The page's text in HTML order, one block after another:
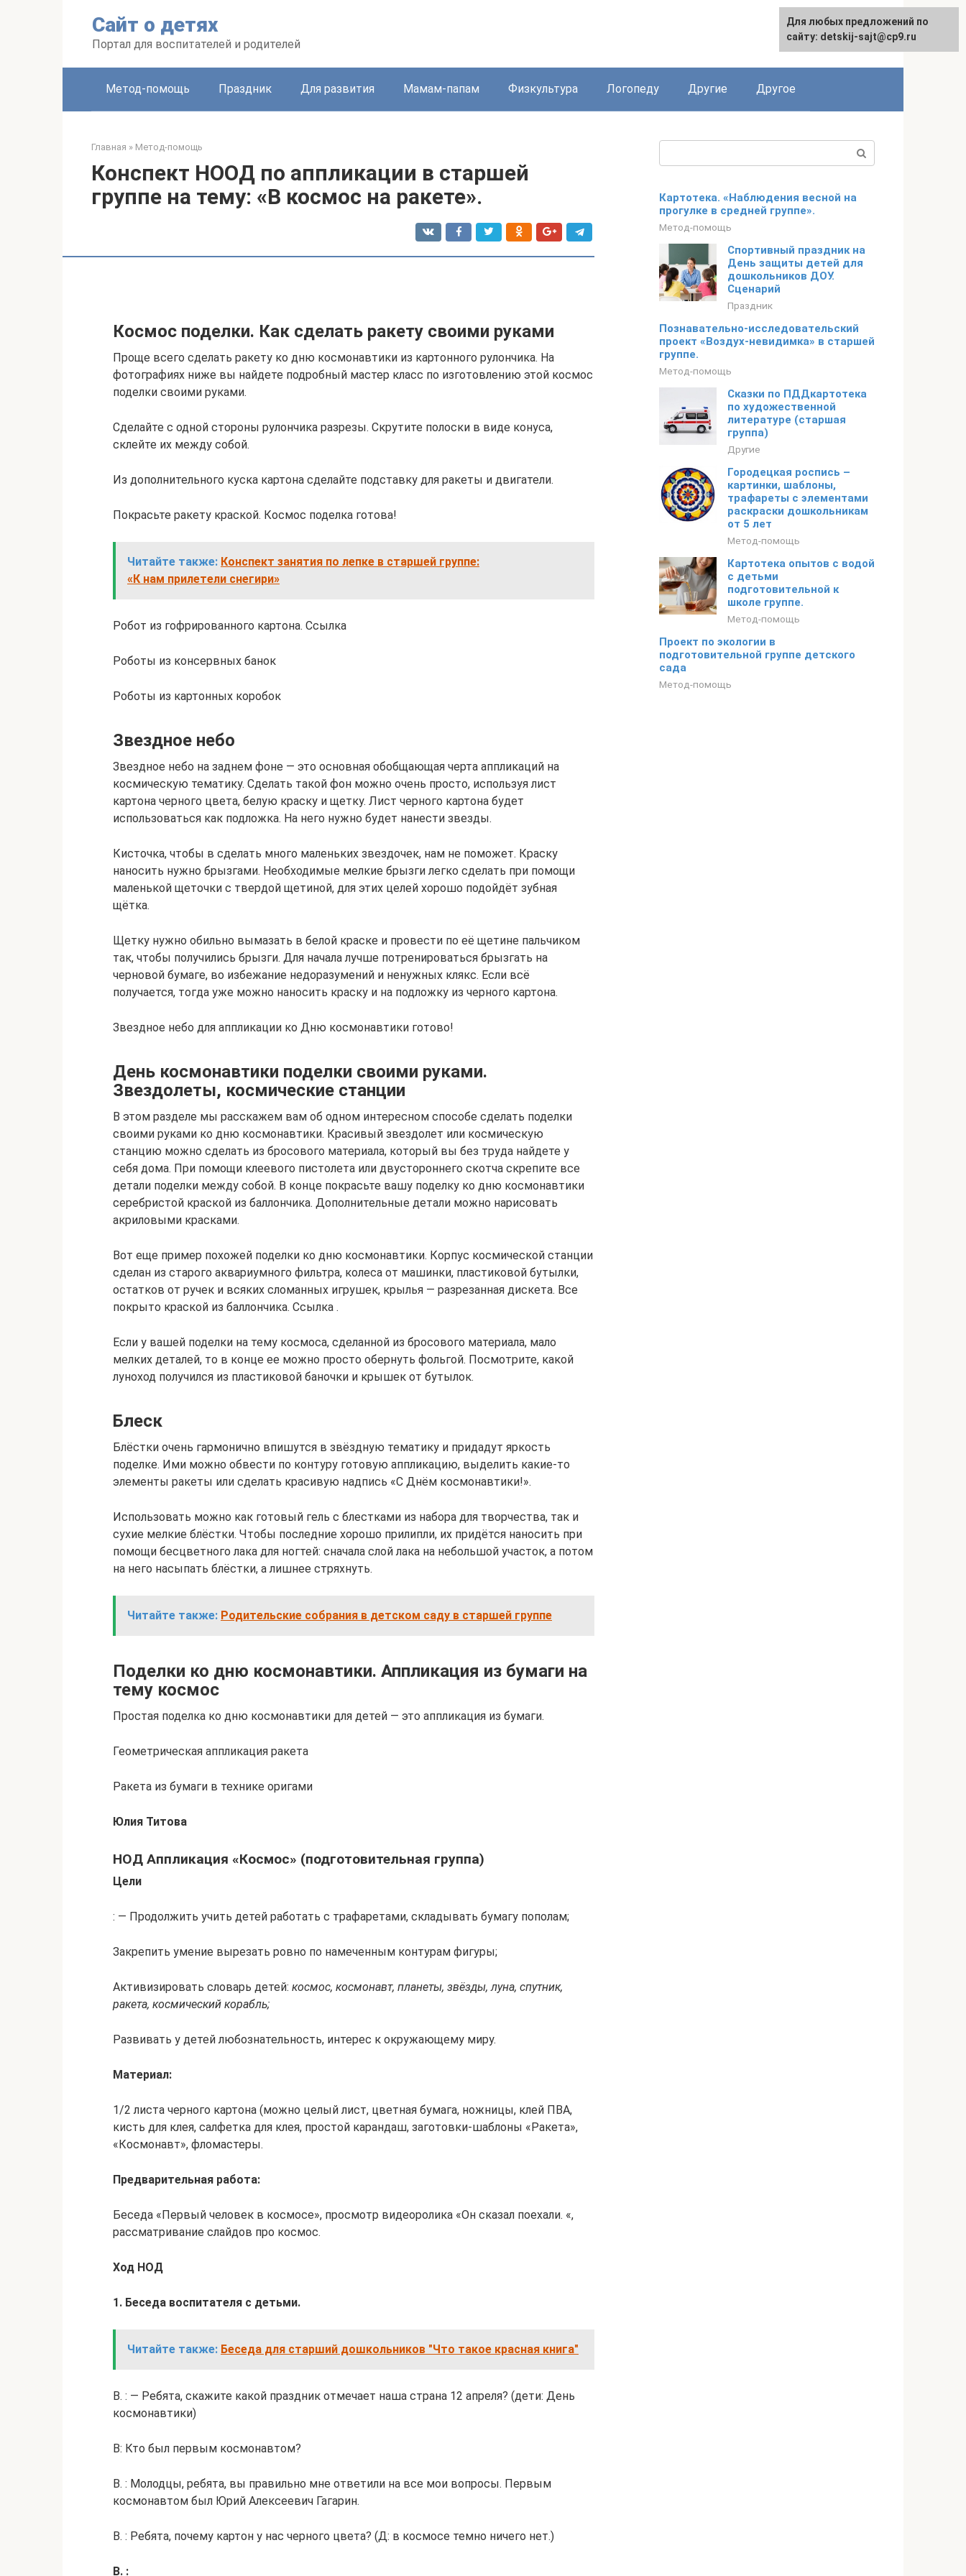
Сайт о детях
Портал для воспитателей и родителей
English
Метод-помощь Праздник Для развития Мамам-папам Физкультура Логопеду Другие Другое
Главная » Метод-помощь
Конспект НООД по аппликации в старшей
группе на тему: «В космос на ракете».
Космос поделки. Как сделать ракету своими руками
Проще всего сделать ракету ко дню космонавтики из картонного рулончика. На
фотографиях ниже вы найдете подробный мастер класс по изготовлению этой космос
поделки своими руками.
Сделайте с одной стороны рулончика разрезы. Скрутите полоски в виде конуса,
склейте их между собой.
Из дополнительного куска картона сделайте подставку для ракеты и двигатели.
Покрасьте ракету краской. Космос поделка готова!
Читайте также: Конспект занятия по лепке в старшей группе:
«К нам прилетели снегири»
Робот из гофрированного картона. Ссылка
Роботы из консервных банок
Роботы из картонных коробок
Звездное небо
Звездное небо на заднем фоне — это основная обобщающая черта аппликаций на
космическую тематику. Сделать такой фон можно очень просто, используя лист
картона черного цвета, белую краску и щетку. Лист черного картона будет
использоваться как подложка. На него нужно будет нанести звезды.
Кисточка, чтобы в сделать много маленьких звездочек, нам не поможет. Краску
наносить нужно брызгами. Необходимые мелкие брызги легко сделать при помощи
маленькой щеточки с твердой щетиной, для этих целей хорошо подойдёт зубная
щётка.
Щетку нужно обильно вымазать в белой краске и провести по её щетине пальчиком
так, чтобы получились брызги. Для начала лучше потренироваться брызгать на
черновой бумаге, во избежание недоразумений и ненужных клякс. Если всё
получается, тогда уже можно наносить краску и на подложку из черного картона.
Звездное небо для аппликации ко Дню космонавтики готово!
День космонавтики поделки своими руками.
Звездолеты, космические станции
В этом разделе мы расскажем вам об одном интересном способе сделать поделки
своими руками ко дню космонавтики. Красивый звездолет или космическую
станцию можно сделать из бросового материала, который вы без труда найдете у
себя дома. При помощи клеевого пистолета или двустороннего скотча скрепите все
детали поделки между собой. В конце покрасьте вашу поделку ко дню космонавтики
серебристой краской из баллончика. Дополнительные детали можно нарисовать
акриловыми красками.
Вот еще пример похожей поделки ко дню космонавтики. Корпус космической станции
сделан из старого аквариумного фильтра, колеса от машинки, пластиковой бутылки,
остатков от ручек и всяких сломанных игрушек, крылья — разрезанная дискета. Все
покрыто краской из баллончика. Ссылка .
Если у вашей поделки на тему космоса, сделанной из бросового материала, мало
мелких деталей, то в конце ее можно просто обернуть фольгой. Посмотрите, какой
луноход получился из пластиковой баночки и крышек от бутылок.
Блеск
Блёстки очень гармонично впишутся в звёздную тематику и придадут яркость
поделке. Ими можно обвести по контуру готовую аппликацию, выделить какие-то
элементы ракеты или сделать красивую надпись «С Днём космонавтики!».
Использовать можно как готовый гель с блестками из набора для творчества, так и
сухие мелкие блёстки. Чтобы последние хорошо прилипли, их придётся наносить при
помощи бесцветного лака для ногтей: сначала слой лака на небольшой участок, а потом
на него насыпать блёстки, а лишнее стряхнуть.
Читайте также: Родительские собрания в детском саду в старшей группе
Поделки ко дню космонавтики. Аппликация из бумаги на
тему космос
Простая поделка ко дню космонавтики для детей — это аппликация из бумаги.
Геометрическая аппликация ракета
Ракета из бумаги в технике оригами
Юлия Титова
НОД Аппликация «Космос» (подготовительная группа)
Цели
: — Продолжить учить детей работать с трафаретами, складывать бумагу пополам;
Закрепить умение вырезать ровно по намеченным контурам фигуры;
Активизировать словарь детей: космос, космонавт, планеты, звёзды, луна, спутник,
ракета, космический корабль;
Развивать у детей любознательность, интерес к окружающему миру.
Материал:
1/2 листа черного картона (можно целый лист, цветная бумага, ножницы, клей ПВА,
кисть для клея, салфетка для клея, простой карандаш, заготовки-шаблоны «Ракета»,
«Космонавт», фломастеры.
Предварительная работа:
Беседа «Первый человек в космосе», просмотр видеоролика «Он сказал поехали. «,
рассматривание слайдов про космос.
Ход НОД
1. Беседа воспитателя с детьми.
Читайте также: Беседа для старший дошкольников "Что такое красная книга"
В. : — Ребята, скажите какой праздник отмечает наша страна 12 апреля? (дети: День
космонавтики)
В: Кто был первым космонавтом?
В. : Молодцы, ребята, вы правильно мне ответили на все мои вопросы. Первым
космонавтом был Юрий Алексеевич Гагарин.
В. : Ребята, почему картон у нас черного цвета? (Д: в космосе темно ничего нет.)
В. :
Картотека. «Наблюдения весной на
прогулке в средней группе».
Метод-помощь
Спортивный праздник на
День защиты детей для
дошкольников ДОУ.
Сценарий
Праздник
Познавательно-исследовательский
проект «Воздух-невидимка» в старшей
группе.
Метод-помощь
Сказки по ПДДкартотека
по художественной
литературе (старшая
группа)
Другие
Городецкая роспись –
картинки, шаблоны,
трафареты с элементами
раскраски дошкольникам
от 5 лет
Метод-помощь
Картотека опытов с водой
с детьми
подготовительной к
школе группе.
Метод-помощь
Проект по экологии в
подготовительной группе детского
сада
Метод-помощь
Для любых предложений по
сайту: detskij-sajt@cp9.ru